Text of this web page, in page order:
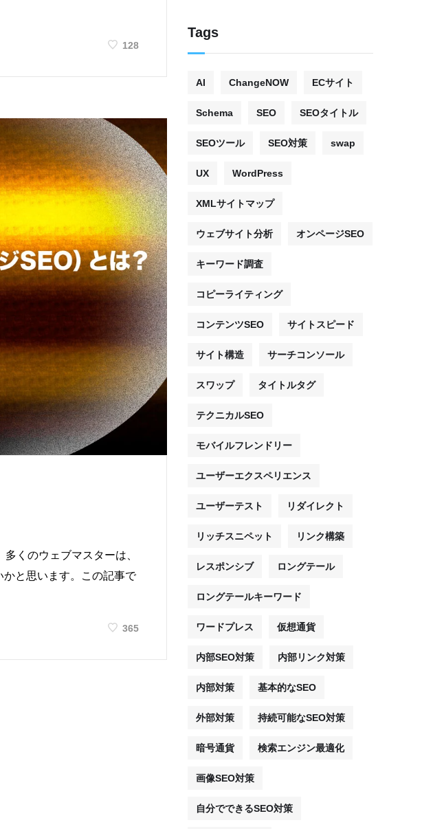
128
くのウェブマスターは、
と思います。この記事で
365
Tags
AI ChangeNOW ECサイト
Schema SEO SEOタイトル
SEOツール SEO対策 swap
UX WordPress
XMLサイトマップ
ウェブサイト分析 オンページSEO
キーワード調査
コピーライティング
コンテンツSEO サイトスピード
サイト構造 サーチコンソール
スワップ タイトルタグ
テクニカルSEO
モバイルフレンドリー
ユーザーエクスペリエンス
ユーザーテスト リダイレクト
リッチスニペット リンク構築
レスポンシブ ロングテール
ロングテールキーワード
ワードプレス 仮想通貨
内部SEO対策 内部リンク対策
内部対策 基本的なSEO
外部対策 持続可能なSEO対策
暗号通貨 検索エンジン最適化
画像SEO対策
自分でできるSEO対策